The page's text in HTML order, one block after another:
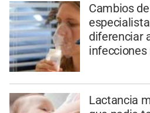
Cambios
diferenciar
Lactancia